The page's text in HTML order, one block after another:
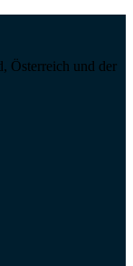
Österreich und der